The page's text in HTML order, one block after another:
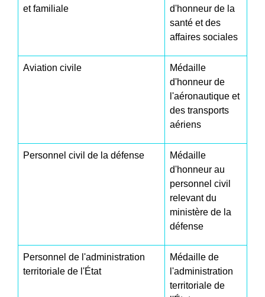
et familiale
d'honneur de la
santé et des
affaires sociales
Aviation civile
Médaille
d'honneur de
l'aéronautique et
des transports
aériens
Personnel civil de la défense
Médaille
d'honneur au
personnel civil
relevant du
ministère de la
défense
Personnel de l'administration
territoriale de l'État
Médaille de
l'administration
territoriale de